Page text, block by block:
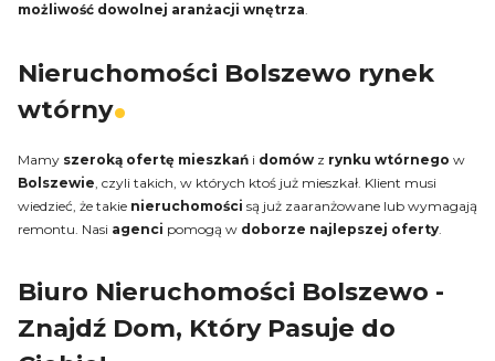
możliwość dowolnej aranżacji wnętrza.
Nieruchomości Bolszewo rynek
wtórny
Mamy szeroką ofertę mieszkań i domów z rynku wtórnego w
Bolszewie , czyli takich, w których ktoś już mieszkał. Klient musi
wiedzieć, że takie nieruchomości są już zaaranżowane lub wymagają
remontu. Nasi agenci pomogą w doborze najlepszej oferty
Biuro Nieruchomości Bolszewo -
Znajdź Dom, Który Pasuje do